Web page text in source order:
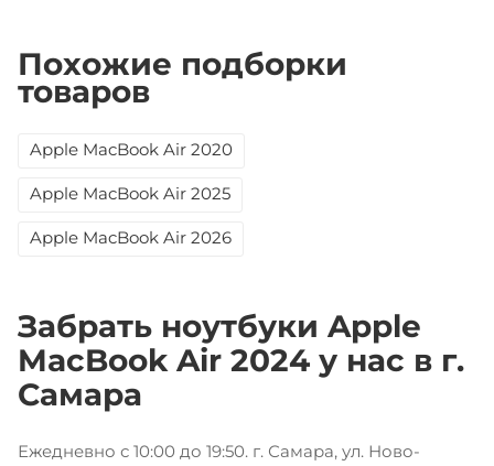
Похожие подборки
товаров
Apple MacBook Air 2020
Apple MacBook Air 2025
Apple MacBook Air 2026
Забрать ноутбуки Apple
MacBook Air 2024 у нас в г.
Самара
Ежедневно с 10:00 до 19:50. г. Самара, ул. Ново-